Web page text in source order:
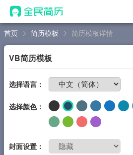
首页
AI 简历工具
AI 优化简历
AI 翻译简历
AI 诊断简历
AI 模拟面试
首页 简历模板 简历模板详情
VB简历模板
选择语言：
选择颜色：
封面设置：